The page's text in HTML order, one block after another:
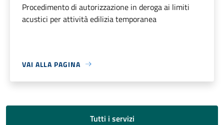
Procedimento di autorizzazione in deroga ai limiti
acustici per attività edilizia temporanea
VAI ALLA PAGINA
Tutti i servizi